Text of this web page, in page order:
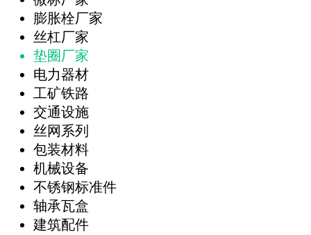
膨胀栓厂家
丝杠厂家
垫圈厂家
电力器材
工矿铁路
交通设施
丝网系列
包装材料
机械设备
不锈钢标准件
轴承瓦盒
建筑配件